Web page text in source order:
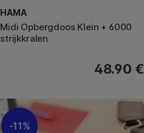
HAMA
Midi Opbergdoos Klein + 6000
strijkkralen
48.90 €
11%